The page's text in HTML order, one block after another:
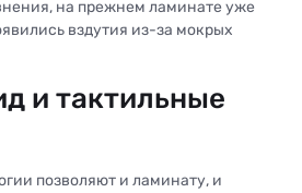
на прежнем ламинате уже
вздутия из-за мокрых
и тактильные
позволяют и ламинату, и